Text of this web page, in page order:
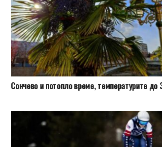
Сончево и потопло време, температурите до